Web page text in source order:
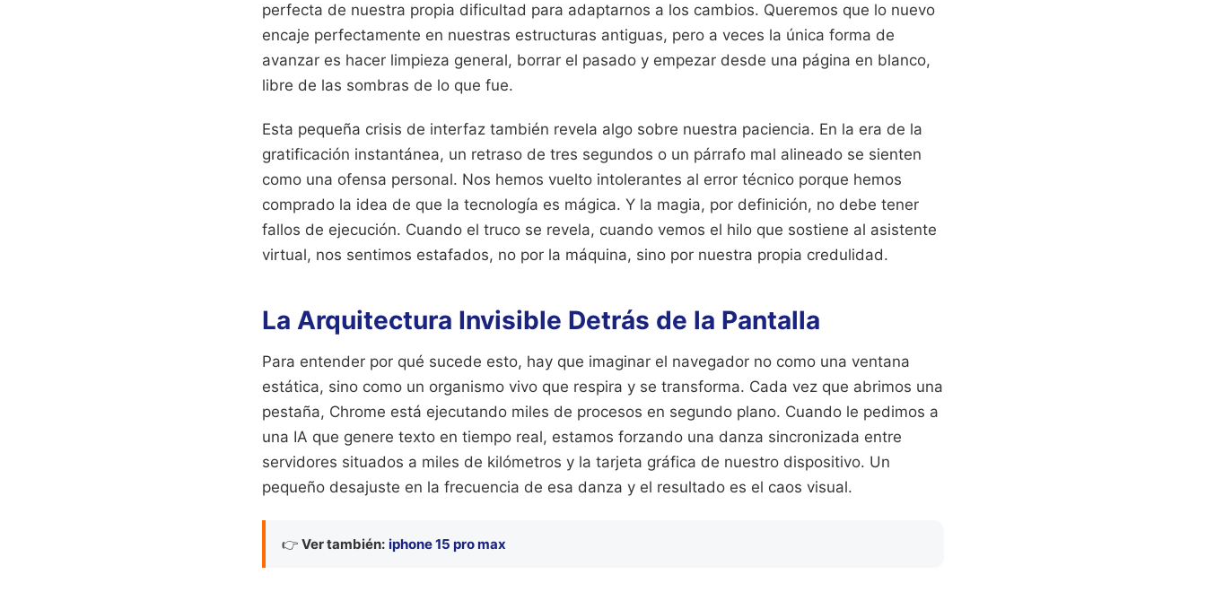
perfecta de nuestra propia dificultad para adaptarnos a los cambios. Queremos que lo nuevo
encaje perfectamente en nuestras estructuras antiguas, pero a veces la única forma de
avanzar es hacer limpieza general, borrar el pasado y empezar desde una página en blanco,
libre de las sombras de lo que fue.
Esta pequeña crisis de interfaz también revela algo sobre nuestra paciencia. En la era de la
gratificación instantánea, un retraso de tres segundos o un párrafo mal alineado se sienten
como una ofensa personal. Nos hemos vuelto intolerantes al error técnico porque hemos
comprado la idea de que la tecnología es mágica. Y la magia, por definición, no debe tener
fallos de ejecución. Cuando el truco se revela, cuando vemos el hilo que sostiene al asistente
virtual, nos sentimos estafados, no por la máquina, sino por nuestra propia credulidad.
La Arquitectura Invisible Detrás de la Pantalla
Para entender por qué sucede esto, hay que imaginar el navegador no como una ventana
estática, sino como un organismo vivo que respira y se transforma. Cada vez que abrimos una
pestaña, Chrome está ejecutando miles de procesos en segundo plano. Cuando le pedimos a
una IA que genere texto en tiempo real, estamos forzando una danza sincronizada entre
servidores situados a miles de kilómetros y la tarjeta gráfica de nuestro dispositivo. Un
pequeño desajuste en la frecuencia de esa danza y el resultado es el caos visual.
👉 Ver también: iphone 15 pro max